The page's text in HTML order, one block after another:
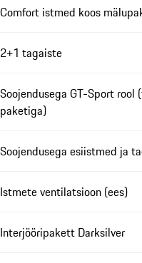
Comfort istmed koos
2+1 tagaiste
Soojendusega GT-Sport rool
paketiga)
Soojendusega esiistmed ja
Istmete ventilatsioon (ees)
Interjööripakett Darksilver